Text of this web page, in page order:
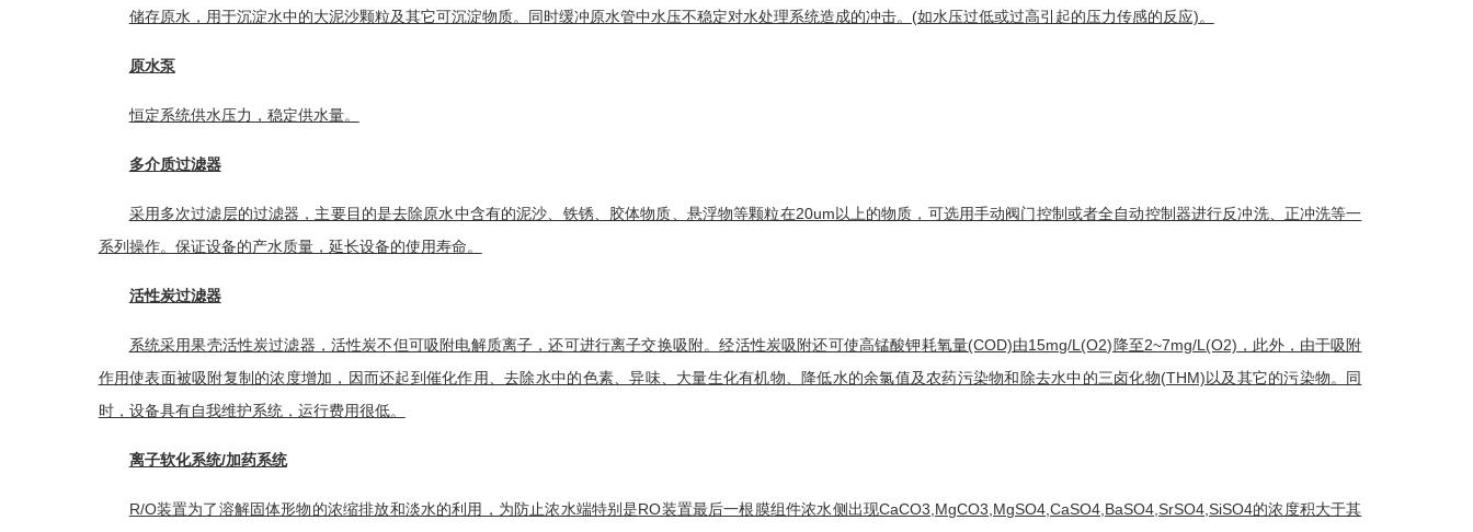
储存原水，用于沉淀水中的大泥沙颗粒及其它可沉淀物质。同时缓冲原水管中水压不稳定对水处理系统造成的冲击。(如水压过低或过高引起的压力传感的反应)。
原水泵
恒定系统供水压力，稳定供水量。
多介质过滤器
采用多次过滤层的过滤器，主要目的是去除原水中含有的泥沙、铁锈、胶体物质、悬浮物等颗粒在20um以上的物质，可选用手动阀门控制或者全自动控制器进行反冲洗、正冲洗等一
系列操作。保证设备的产水质量，延长设备的使用寿命。
活性炭过滤器
系统采用果壳活性炭过滤器，活性炭不但可吸附电解质离子，还可进行离子交换吸附。经活性炭吸附还可使高锰酸钾耗氧量(COD)由15mg/L(O2)降至2~7mg/L(O2)，此外，由于吸附
作用使表面被吸附复制的浓度增加，因而还起到催化作用、去除水中的色素、异味、大量生化有机物、降低水的余氯值及农药污染物和除去水中的三卤化物(THM)以及其它的污染物。同
时，设备具有自我维护系统，运行费用很低。
离子软化系统/加药系统
R/O装置为了溶解固体形物的浓缩排放和淡水的利用，为防止浓水端特别是RO装置最后一根膜组件浓水侧出现CaCO3 ,MgCO3,MgSO4,CaSO4,BaSO4,SrSO4,SiSO4的浓度积大于其